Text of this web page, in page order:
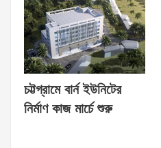
চট্টগ্রামে বার্ন ইউনিটের
নির্মাণ কাজ মার্চে শুরু